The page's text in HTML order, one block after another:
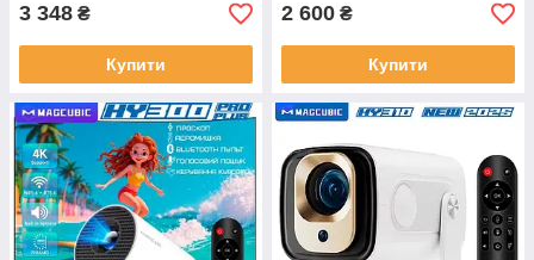
3 348 ₴
Купити
2 600 ₴
Купити